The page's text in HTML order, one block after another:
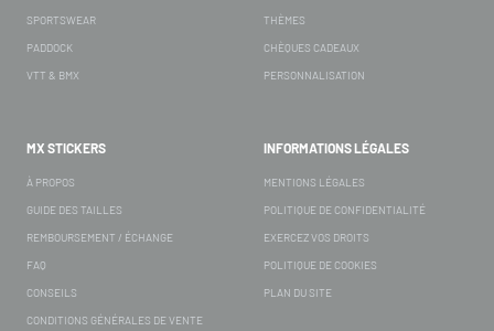
SPORTSWEAR
PADDOCK
VTT & BMX
THÈMES
CHÈQUES CADEAUX
PERSONNALISATION
MX STICKERS
À PROPOS
GUIDE DES TAILLES
REMBOURSEMENT / ÉCHANGE
FAQ
CONSEILS
CONDITIONS GÉNÉRALES DE VENTE
INFORMATIONS LÉGALES
MENTIONS LÉGALES
POLITIQUE DE CONFIDENTIALITÉ
EXERCEZ VOS DROITS
POLITIQUE DE COOKIES
PLAN DU SITE